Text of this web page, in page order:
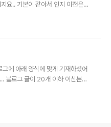
요.. 기본이 같아서 인지 이전은
브가 더 많은 발전 가능성이 보입
에 아래 양식에 맞게 기재하셨어
블로그 글이 20개 이하 이신분께